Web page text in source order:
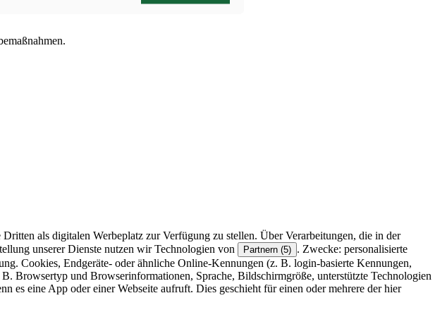
als digitalen Werbeplatz zur Verfügung zu stellen. Über Verarbeitungen, die in der
unserer Dienste nutzen wir Technologien von Partnern (5) . Zwecke: personalisierte
Cookies, Endgeräte- oder ähnliche Online-Kennungen (z. B. login-basierte Kennungen,
Browsertyp und Browserinformationen, Sprache, Bildschirmgröße, unterstützte Technologien
es eine App oder einer Webseite aufruft. Dies geschieht für einen oder mehrere der hier